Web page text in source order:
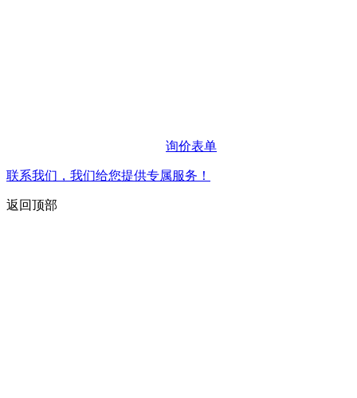
询价表单
联系我们，我们给您提供专属服务！
返回顶部